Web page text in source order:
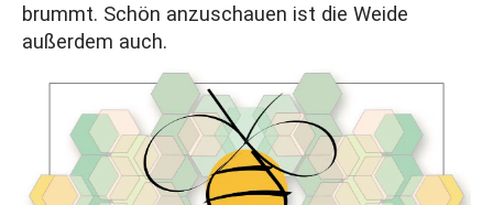
brummt. Schön anzuschauen ist die Weide
außerdem auch.